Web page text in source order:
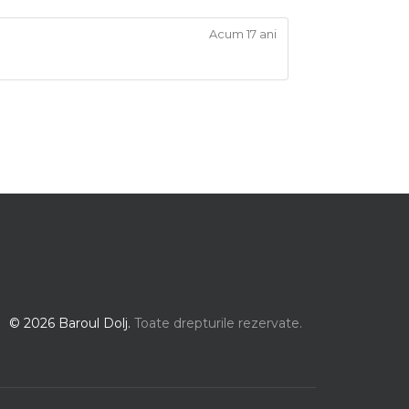
Acum 17 ani
© 2026 Baroul Dolj. Toate drepturile rezervate.